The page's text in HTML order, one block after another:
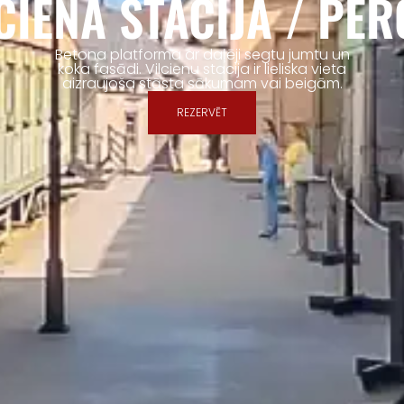
STACIJA /
Betona platforma ar daļēji segtu jumtu un
koka fasādi. Vilcienu stacija ir lieliska vieta
aizraujoša stāsta sākumam vai beigām.
REZERVĒT